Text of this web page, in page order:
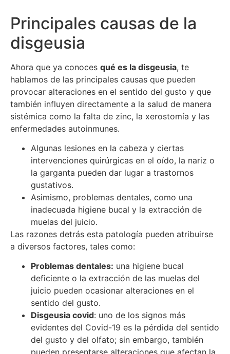
Principales causas de la
disgeusia
Ahora que ya conoces qué es la disgeusia, te
hablamos de las principales causas que pueden
provocar alteraciones en el sentido del gusto y que
también influyen directamente a la salud de manera
sistémica como la falta de zinc, la xerostomía y las
enfermedades autoinmunes.
Algunas lesiones en la cabeza y ciertas
intervenciones quirúrgicas en el oído, la nariz o
la garganta pueden dar lugar a trastornos
gustativos.
Asimismo, problemas dentales, como una
inadecuada higiene bucal y la extracción de
muelas del juicio.
Las razones detrás esta patología pueden atribuirse
a diversos factores, tales como:
Problemas dentales: una higiene bucal
deficiente o la extracción de las muelas del
juicio pueden ocasionar alteraciones en el
sentido del gusto.
Disgeusia covid: uno de los signos más
evidentes del Covid-19 es la pérdida del sentido
del gusto y del olfato; sin embargo, también